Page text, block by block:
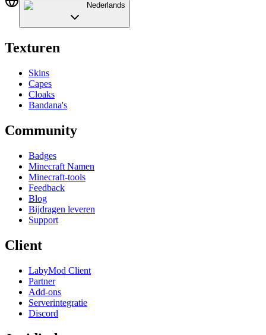
Nederlands
Texturen
Skins
Capes
Cloaks
Bandana's
Community
Badges
Minecraft Namen
Minecraft-tools
Feedback
Blog
Bijdragen leveren
Support
Client
LabyMod Client
Partner
Add-ons
Serverintegratie
Discord